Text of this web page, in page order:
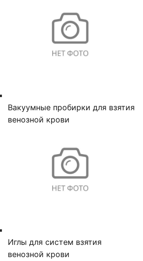
Вакуумные пробирки для взятия
венозной крови
Иглы для систем взятия
венозной крови